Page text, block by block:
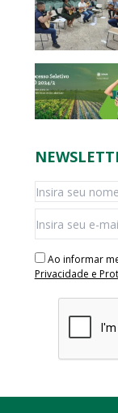
Ao informar
Privacidade e